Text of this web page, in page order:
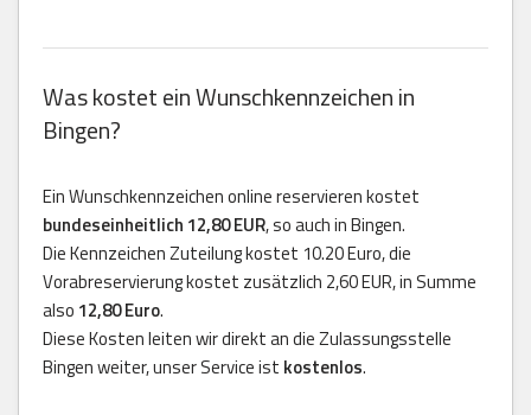
Was kostet ein Wunschkennzeichen in
Bingen?
Ein Wunschkennzeichen online reservieren kostet
bundeseinheitlich 12,80 EUR, so auch in Bingen.
Die Kennzeichen Zuteilung kostet 10.20 Euro, die
Vorabreservierung kostet zusätzlich 2,60 EUR, in Summe
also 12,80 Euro.
Diese Kosten leiten wir direkt an die Zulassungsstelle
Bingen weiter, unser Service ist kostenlos.